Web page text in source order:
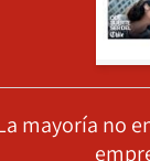
mayoría no